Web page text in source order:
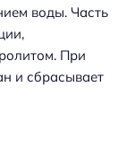
воды. Часть
При
и сбрасывает